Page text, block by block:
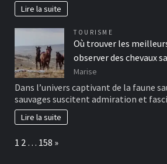
Lire la suite
TOURISME
Où trouver les
observer des chevaux
Marise
Dans l’univers captivant de la faune
sauvages suscitent admiration et
Lire la suite
Page:
1 2 … 158 Next
»